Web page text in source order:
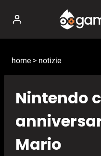
contenuto
home > notizie
Nintendo
Mario